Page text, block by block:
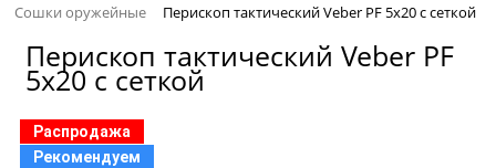
Сошки оружейные
Перископ тактический Veber PF 5x20 с сеткой
Перископ тактический Veber PF
5x20 с сеткой
Распродажа
Рекомендуем